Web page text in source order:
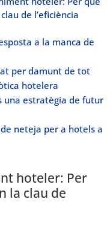
de l’eficiència
a la manca de
per damunt de tot
hotelera
una estratègia de futur
neteja per a hotels a
hoteler: Per
la clau de